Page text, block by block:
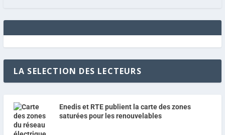
LA SELECTION DES LECTEURS
Enedis et RTE publient la carte des zones
saturées pour les renouvelables